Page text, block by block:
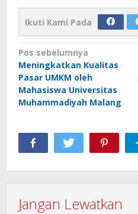
Ikuti Kami Pada
Navigasi
pos
Pos sebelumnya
Meningkatkan Kualitas
Pasar UMKM oleh
Mahasiswa Universitas
Muhammadiyah Malang
Jangan Lewatkan